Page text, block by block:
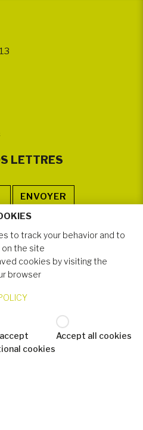
LETTRES
to track your behavior and to
on the site
cookies by visiting the
browser
cookies
Accept all cookies